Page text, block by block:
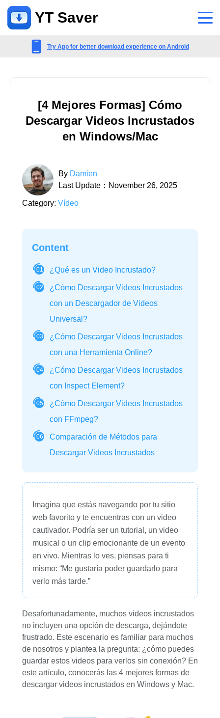
YT Saver
Preguntas frecuentes relacionadas con cuentas, pagos, productos y
más
Contáctenos
Try App for better download experience on Android
[4 Mejores Formas] Cómo
Descargar Videos Incrustados
en Windows/Mac
By Damien
Last Update：November 26, 2025
Category: Vídeo
Content
01 ¿Qué es un Video Incrustado?
02
¿Cómo Descargar Videos Incrustados
con un Descargador de Videos
Universal?
03
¿Cómo Descargar Videos Incrustados
con una Herramienta Online?
04
¿Cómo Descargar Videos Incrustados
con Inspect Element?
05
¿Cómo Descargar Videos Incrustados
con FFmpeg?
06
Comparación de Métodos para
Descargar Videos Incrustados
Imagina que estás navegando por tu sitio
web favorito y te encuentras con un video
cautivador. Podría ser un tutorial, un video
musical o un clip emocionante de un evento
en vivo. Mientras lo ves, piensas para ti
mismo: “Me gustaría poder guardarlo para
verlo más tarde.”
Desafortunadamente, muchos videos incrustados
no incluyen una opción de descarga, dejándote
frustrado. Este escenario es familiar para muchos
de nosotros y plantea la pregunta: ¿cómo puedes
guardar estos videos para verlos sin conexión? En
este artículo, conocerás las 4 mejores formas de
descargar videos incrustados en Windows y Mac.